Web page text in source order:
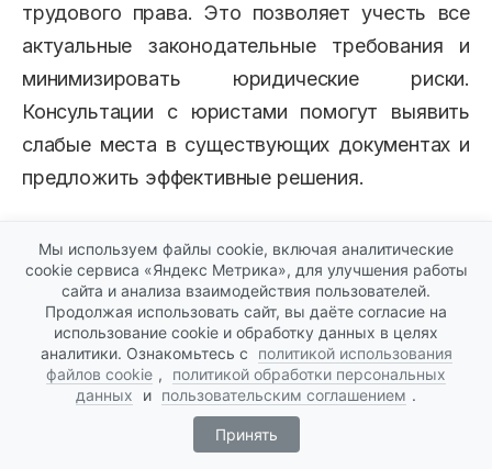
трудового права. Это позволяет учесть все
актуальные законодательные требования и
минимизировать юридические риски.
Консультации с юристами помогут выявить
слабые места в существующих документах и
предложить эффективные решения.
Консультации с юристами помогают
предотвратить юридические риски и усилить
защиту компании.
Наконец, чтобы политика компании и
трудовой договор были действительно
эффективны, их необходимо периодически
Мы используем файлы cookie, включая аналитические
cookie сервиса «Яндекс Метрика», для улучшения работы
сайта и анализа взаимодействия пользователей.
Продолжая использовать сайт, вы даёте согласие на
использование cookie и обработку данных в целях
аналитики. Ознакомьтесь с
политикой использования
файлов cookie ,
политикой обработки персональных
данных
и пользовательским соглашением .
Принять